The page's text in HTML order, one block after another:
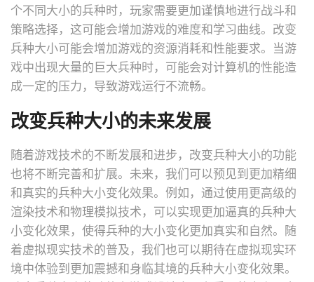
个不同大小的兵种时，玩家需要更加谨慎地进行战斗和
策略选择，这可能会增加游戏的难度和学习曲线。改变
兵种大小可能会增加游戏的资源消耗和性能要求。当游
戏中出现大量的巨大兵种时，可能会对计算机的性能造
成一定的压力，导致游戏运行不流畅。
改变兵种大小的未来发展
随着游戏技术的不断发展和进步，改变兵种大小的功能
也将不断完善和扩展。未来，我们可以预见到更加精细
和真实的兵种大小变化效果。例如，通过使用更高级的
渲染技术和物理模拟技术，可以实现更加逼真的兵种大
小变化效果，使得兵种的大小变化更加真实和自然。随
着虚拟现实技术的普及，我们也可以期待在虚拟现实环
境中体验到更加震撼和身临其境的兵种大小变化效果。